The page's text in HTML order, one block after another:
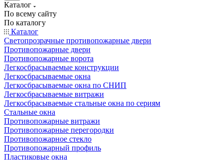
Каталог
По всему сайту
По каталогу
Каталог
Светопрозрачные противопожарные двери
Противопожарные двери
Противопожарные ворота
Легкосбрасываемые конструкции
Легкосбрасываемые окна
Легкосбрасываемые окна по СНИП
Легкосбрасываемые витражи
Легкосбрасываемые стальные окна по сериям
Стальные окна
Противопожарные витражи
Противопожарные перегородки
Противопожарное стекло
Противопожарный профиль
Пластиковые окна